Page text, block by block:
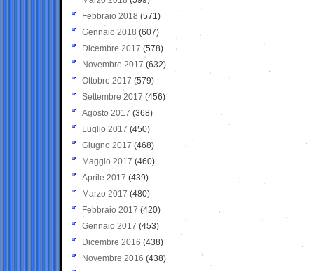
Febbraio 2018 (571)
Gennaio 2018 (607)
Dicembre 2017 (578)
Novembre 2017 (632)
Ottobre 2017 (579)
Settembre 2017 (456)
Agosto 2017 (368)
Luglio 2017 (450)
Giugno 2017 (468)
Maggio 2017 (460)
Aprile 2017 (439)
Marzo 2017 (480)
Febbraio 2017 (420)
Gennaio 2017 (453)
Dicembre 2016 (438)
Novembre 2016 (438)